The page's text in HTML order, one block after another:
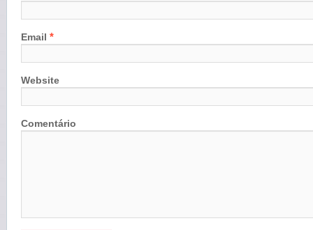
Email *
Website
Comentário